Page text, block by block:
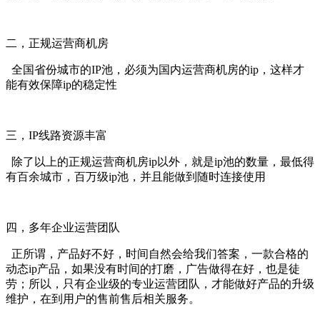
二，正规运营商机房
全国省份城市的IP池，必须为国内运营商机房的ip，这样才
能有效保障ip的稳定性
三，IP线路资源丰富
除了以上的正规运营商机房ip以外，就是ip池的数量，最低得
有百余城市，百万级ip池，并且能做到随时连接使用
四，多年企业运营团队
正所谓，产品好不好，时间自然会给我们答案，一款合格的
动态ip产品，如果没有时间的打磨，广告做得在好，也是徒
劳；所以，只有企业级的专业运营团队，才能做好产品的升级
维护，在到用户的售前售后相关服务。